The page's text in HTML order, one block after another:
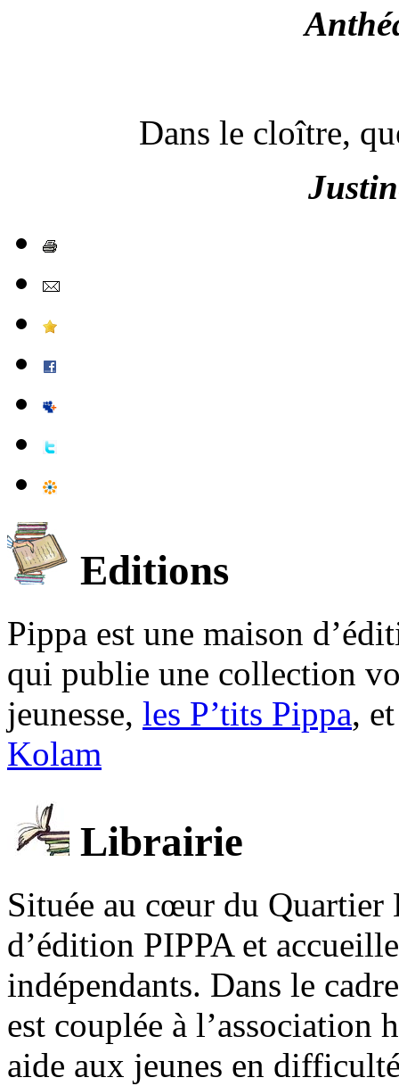
Dans le cloître,
Editions
Pippa est une maison
qui publie une collection
jeunesse, les P’tits Pippa,
Kolam
Librairie
Située au cœur du Quartier
d’édition PIPPA et
indépendants. Dans le
est couplée à l’association
aide aux jeunes en